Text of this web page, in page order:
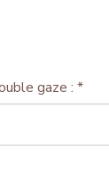
gaze : *